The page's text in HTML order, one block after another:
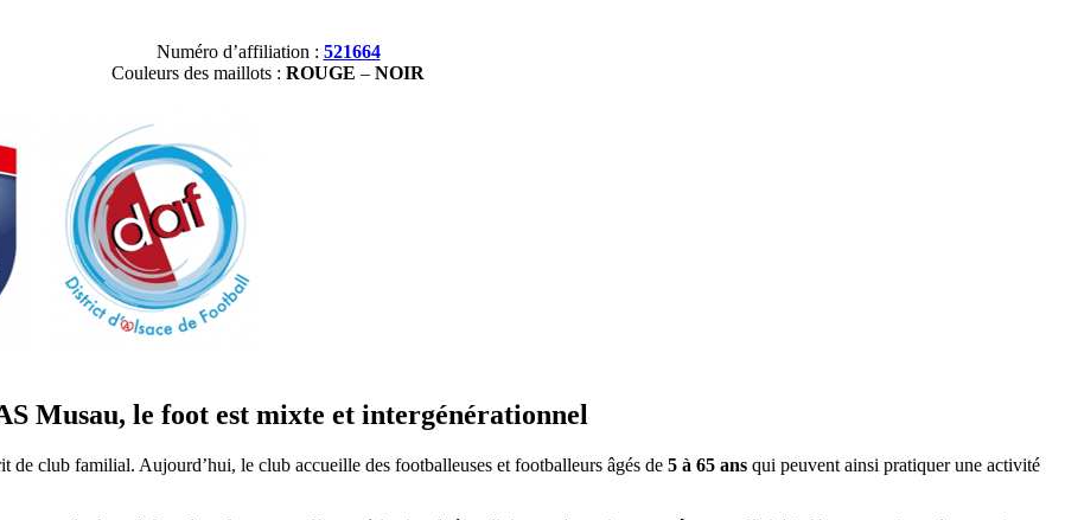
Numéro d’affiliation : 521664
Couleurs des maillots : ROUGE – NOIR
Musau, le foot est mixte et intergénérationnel
de club familial. Aujourd’hui, le club accueille des footballeuses et footballeurs âgés de 5 à 65 ans qui peuvent ainsi pratiquer une activité